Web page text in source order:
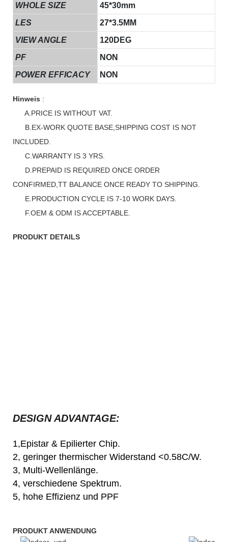
WHOLE SIZE
45*30mm
LES
27*3.5MM
VIEW ANGLE
120DEG
PF
NON
POWER EFFICACY
NON
Hinweis :
A.PRICE IS WITHOUT VAT.
B.EX-WORK QUOTE BASE,SHIPPING COST IS NOT
INCLUDED.
C.WARRANTY IS 3 YRS.
D.PREPAID IS REQUIRED ONCE ORDER
CONFIRMED,TT BALANCE ONCE READY TO SHIPPING.
E.PRODUCTION CYCLE IS 7-10 WORK DAYS.
F.OEM & ODM IS ACCEPTABLE.
PRODUKT DETAILS
DESIGN ADVANTAGE:
1,Epistar & Epilierter Chip.
2, geringer thermischer Widerstand <0.58C/W.
3, Multi-Wellenlänge.
4, verschiedene Spektrum.
5, hohe Effizienz und PPF
PRODUKT ANWENDUNG